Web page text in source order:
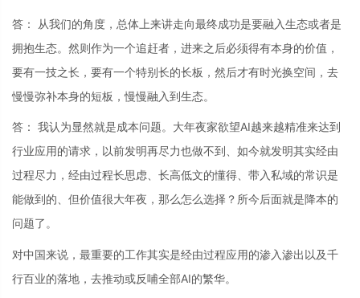
答： 从我们的角度，总体上来讲走向最终成功是要融入生态或者是
拥抱生态。然则作为一个追赶者，进来之后必须得有本身的价值，
要有一技之长，要有一个特别长的长板，然后才有时光换空间，去
慢慢弥补本身的短板，慢慢融入到生态。
答： 我认为显然就是成本问题。大年夜家欲望AI越来越精准来达到
行业应用的请求，以前发明再尽力也做不到、如今就发明其实经由
过程尽力，经由过程长思虑、长高低文的懂得、带入私域的常识是
能做到的、但价值很大年夜，那么怎么选择？所今后面就是降本的
问题了。
对中国来说，最重要的工作其实是经由过程应用的渗入渗出以及千
行百业的落地，去推动或反哺全部AI的繁华。